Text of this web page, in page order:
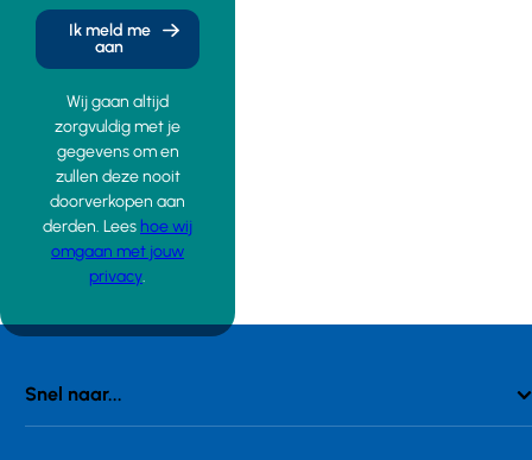
Ik meld me
aan
Wij gaan altijd
zorgvuldig met je
gegevens om en
zullen deze nooit
doorverkopen aan
derden. Lees hoe wij
omgaan met jouw
privacy.
Snel naar...